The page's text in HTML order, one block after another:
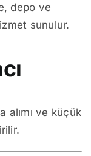
depo ve
sunulur.
alımı ve küçük